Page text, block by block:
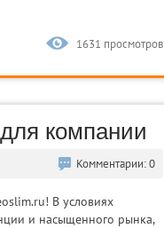
1631 просмотров
компании
Комментарии: 0
В условиях
и насыщенного рынка,